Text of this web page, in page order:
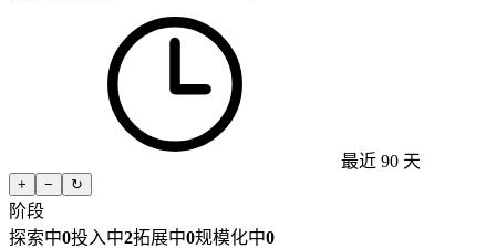
最近 90 天
+ − ↻
阶段
探索中0投入中2拓展中0规模化中0